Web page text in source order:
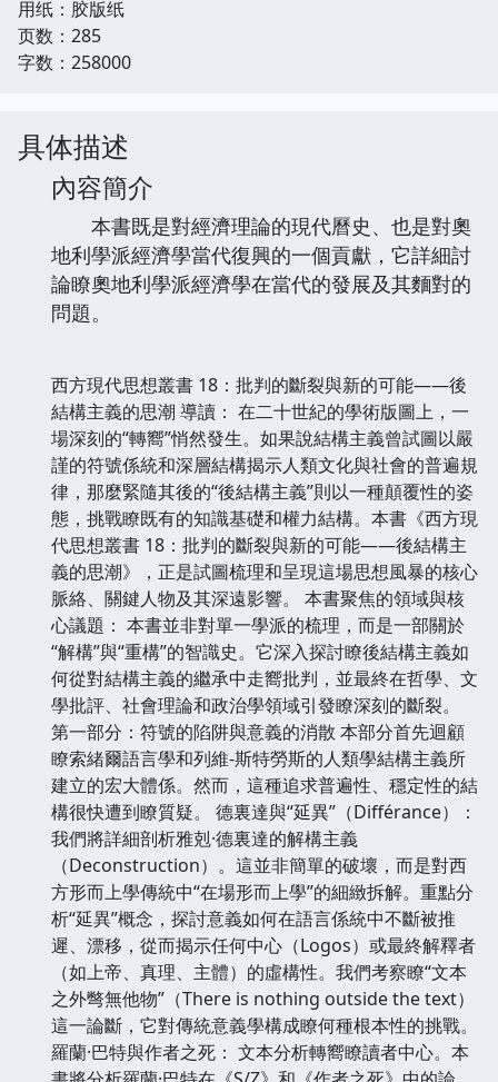
用纸：胶版纸
页数：285
字数：258000
具体描述
內容簡介
本書既是對經濟理論的現代曆史、也是對奧
地利學派經濟學當代復興的一個貢獻，它詳細討
論瞭奧地利學派經濟學在當代的發展及其麵對的
問題。
西方現代思想叢書 18：批判的斷裂與新的可能——後
結構主義的思潮 導讀： 在二十世紀的學術版圖上，一
場深刻的“轉嚮”悄然發生。如果說結構主義曾試圖以嚴
謹的符號係統和深層結構揭示人類文化與社會的普遍規
律，那麼緊隨其後的“後結構主義”則以一種顛覆性的姿
態，挑戰瞭既有的知識基礎和權力結構。本書《西方現
代思想叢書 18：批判的斷裂與新的可能——後結構主
義的思潮》，正是試圖梳理和呈現這場思想風暴的核心
脈絡、關鍵人物及其深遠影響。 本書聚焦的領域與核
心議題： 本書並非對單一學派的梳理，而是一部關於
“解構”與“重構”的智識史。它深入探討瞭後結構主義如
何從對結構主義的繼承中走嚮批判，並最終在哲學、文
學批評、社會理論和政治學領域引發瞭深刻的斷裂。
第一部分：符號的陷阱與意義的消散 本部分首先迴顧
瞭索緒爾語言學和列維-斯特勞斯的人類學結構主義所
建立的宏大體係。然而，這種追求普遍性、穩定性的結
構很快遭到瞭質疑。 德裏達與“延異”（Différance）：
我們將詳細剖析雅剋·德裏達的解構主義
（Deconstruction）。這並非簡單的破壞，而是對西
方形而上學傳統中“在場形而上學”的細緻拆解。重點分
析“延異”概念，探討意義如何在語言係統中不斷被推
遲、漂移，從而揭示任何中心（Logos）或最終解釋者
（如上帝、真理、主體）的虛構性。我們考察瞭“文本
之外彆無他物”（There is nothing outside the text）
這一論斷，它對傳統意義學構成瞭何種根本性的挑戰。
羅蘭·巴特與作者之死： 文本分析轉嚮瞭讀者中心。本